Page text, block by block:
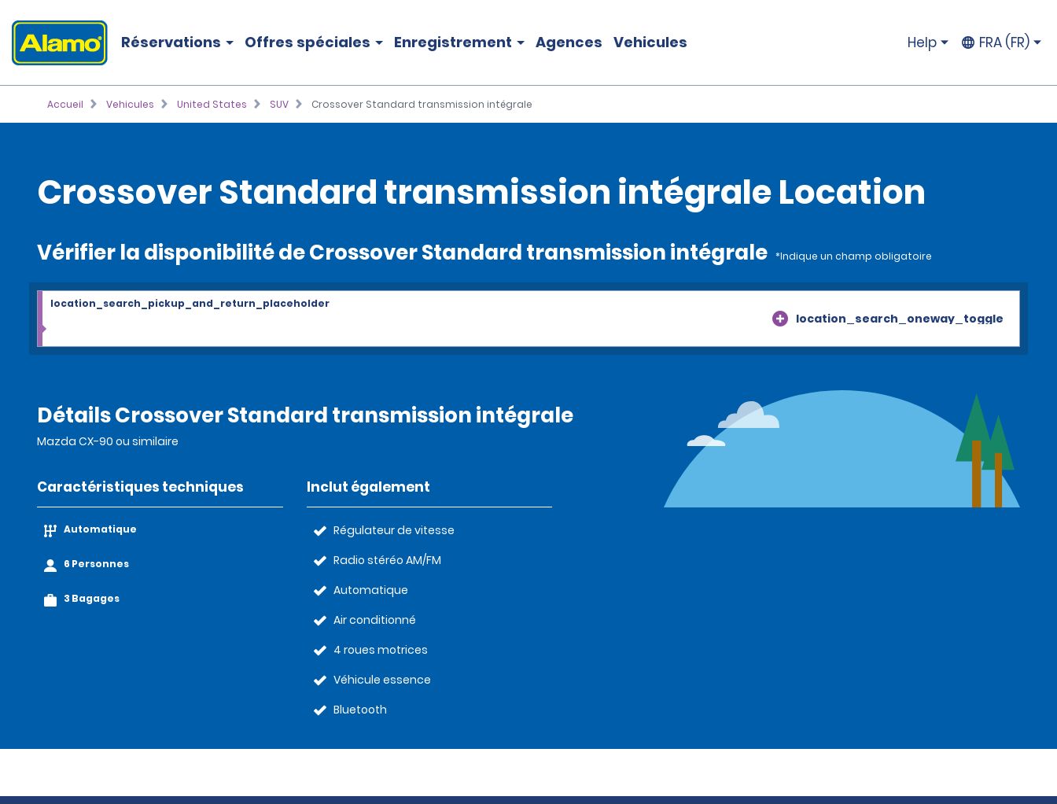
Réservations Offres spéciales Enregistrement Agences Vehicules Help FRA (FR)
Accueil Vehicules United States SUV Crossover Standard transmission intégrale
Crossover Standard transmission intégrale Location
Vérifier la disponibilité de Crossover Standard transmission intégrale *Indique un champ obligatoire
location_search_oneway_toggle
location_search_pickup_and_return_placeholder
Détails Crossover Standard transmission intégrale
Mazda CX-90 ou similaire
Caractéristiques techniques
Automatique
6 Personnes
3 Bagages
Inclut également
Régulateur de vitesse
Radio stéréo AM/FM
Automatique
Air conditionné
4 roues motrices
Véhicule essence
Bluetooth